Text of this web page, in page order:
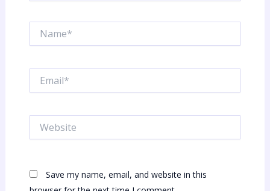
Save my name, email, and website in this